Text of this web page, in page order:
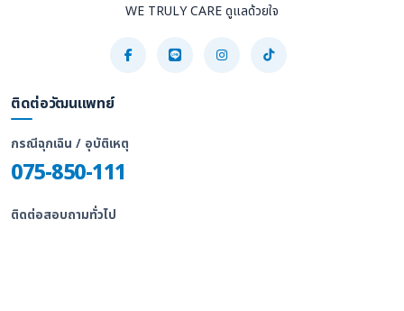
WE TRULY CARE ดูแลด้วยใจ
ติดต่อวัฒนแพทย์
กรณีฉุกเฉิน / อุบัติเหตุ
075-850-111
ติดต่อสอบถามทั่วไป